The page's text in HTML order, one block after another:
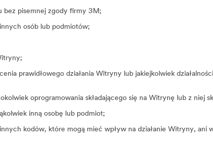
bez pisemnej zgody firmy 3M;
osób lub podmiotów;
prawidłowego działania Witryny lub jakiejkolwiek
oprogramowania składającego się na Witrynę lub z niej
inną osobę lub podmiot;
kodów, które mogą mieć wpływ na działanie Witryny, ani